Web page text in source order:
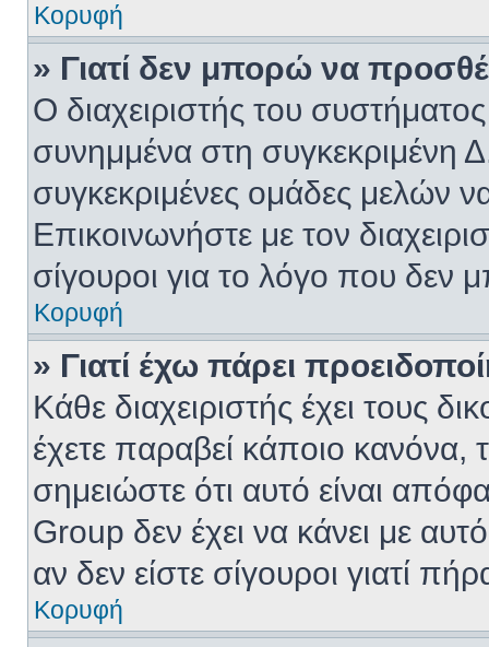
Κορυφή
» Γιατί δεν μπορώ να
Ο διαχειριστής του
συνημμένα στη συγκεκριμένη
συγκεκριμένες ομάδες μελών
Επικοινωνήστε με τον
σίγουροι για το λόγο που δεν
Κορυφή
» Γιατί έχω πάρει
Κάθε διαχειριστής έχει τους
έχετε παραβεί κάποιο
σημειώστε ότι αυτό είναι
Group δεν έχει να κάνει με
αν δεν είστε σίγουροι γιατί
Κορυφή